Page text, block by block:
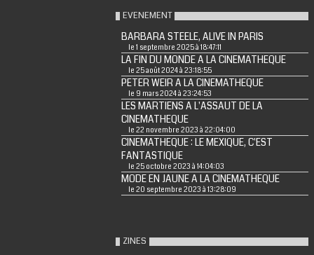
EVENEMENT
BARBARA STEELE, ALIVE IN PARIS
le 1 septembre 2025 à 18:47:11
LA FIN DU MONDE A LA CINEMATHEQUE
le 25 août 2024 à 23:18:55
PETER WEIR A LA CINEMATHEQUE
le 9 mars 2024 à 23:24:53
LES MARTIENS A L'ASSAUT DE LA
CINEMATHEQUE
le 22 novembre 2023 à 22:04:00
CINEMATHEQUE : LE MEXIQUE, C'EST
FANTASTIQUE
le 25 octobre 2023 à 14:04:03
MODE EN JAUNE A LA CINEMATHEQUE
le 20 septembre 2023 à 13:28:09
ZINES